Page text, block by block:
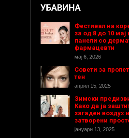
УБАВИНА
Фестивал на
за од 8 до 10 мај
панели со
фармацевти
мај 6, 2026
Совети за
тен
април 15, 2025
Зимски
Како да ја
загаден воздух
затворени
јануари 13, 2025